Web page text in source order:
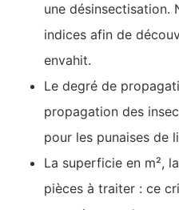
une désinsectisation.
indices afin de
envahit.
Le degré de
propagation des
pour les punaises de
La superficie en m²,
pièces à traiter : ce